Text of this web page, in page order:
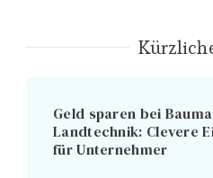
Geld sparen bei
Landtechnik: Clevere
für Unternehmer